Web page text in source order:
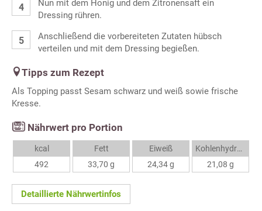
Nun mit dem Honig und dem Zitronensaft ein
Dressing rühren.
Anschließend die vorbereiteten Zutaten hübsch
verteilen und mit dem Dressing begießen.
Tipps zum Rezept
Als Topping passt Sesam schwarz und weiß sowie frische
Kresse.
Nährwert pro Portion
kcal
492
Fett
33,70 g
Eiweiß
24,34 g
Kohlenhydrate
21,08 g
Detaillierte Nährwertinfos